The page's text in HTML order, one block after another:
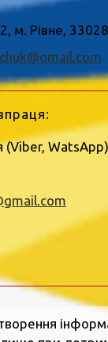
м. Рівне, 33028
(Viber, WatsApp)